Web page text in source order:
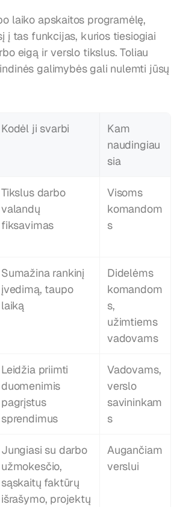
laiko apskaitos programėlę,
į tas funkcijas, kurios tiesiogiai
eigą ir verslo tikslus. Toliau
galimybės gali nulemti jūsų
Kodėl ji svarbi
Kam
naudingiau
sia
Tikslus darbo
valandų
fiksavimas
Visoms
komandom
s
Sumažina rankinį
įvedimą, taupo
laiką
Didelėms
komandom
s,
užimtiems
vadovams
Leidžia priimti
duomenimis
pagrįstus
sprendimus
Vadovams,
verslo
savininkam
s
Jungiasi su darbo
užmokesčio,
sąskaitų faktūrų
išrašymo, projektų
Augančiam
verslui